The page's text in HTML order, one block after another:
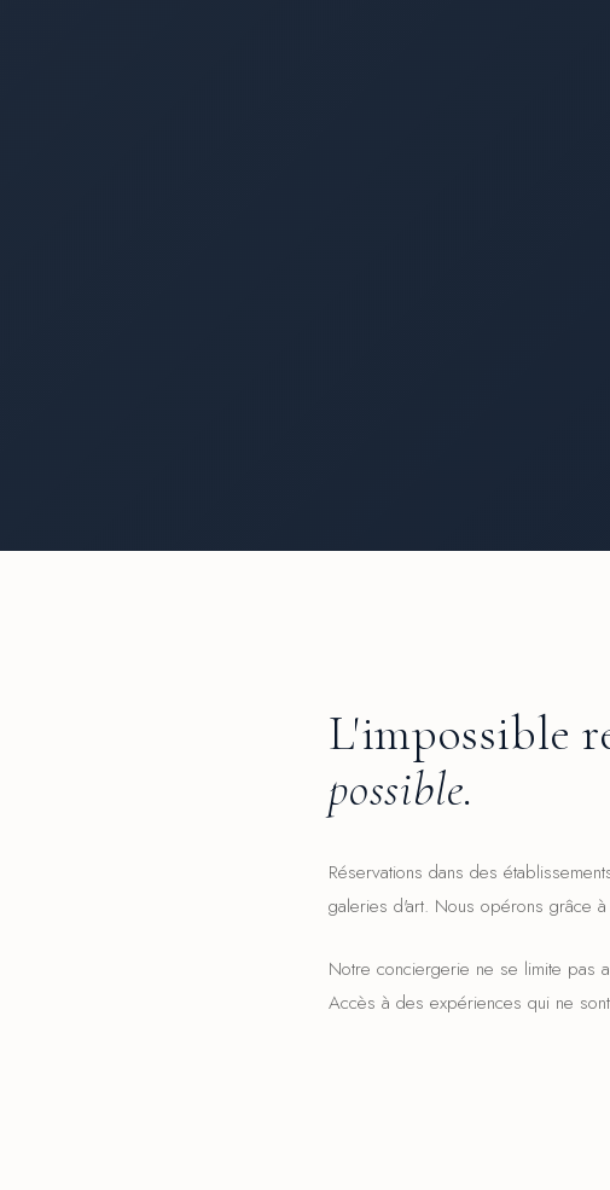
L'impossible
possible.
Réservations dans des
galeries d'art. Nous opérons grâce
Notre conciergerie ne se limite pas
Accès à des expériences qui ne